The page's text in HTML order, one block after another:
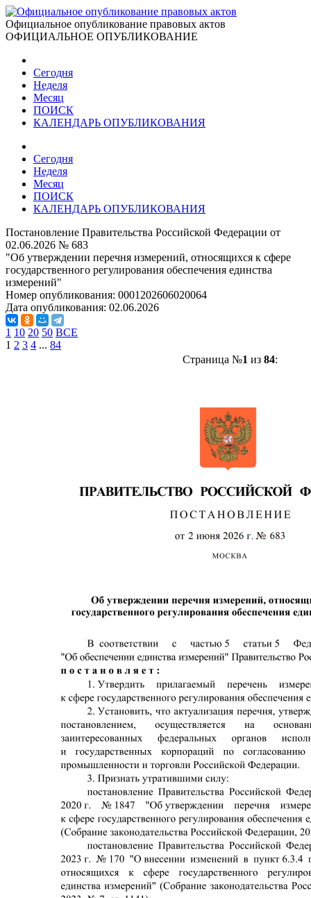
Официальное опубликование правовых актов
ОФИЦИАЛЬНОЕ ОПУБЛИКОВАНИЕ
Сегодня
Неделя
Месяц
ПОИСК
КАЛЕНДАРЬ ОПУБЛИКОВАНИЯ
Сегодня
Неделя
Месяц
ПОИСК
КАЛЕНДАРЬ ОПУБЛИКОВАНИЯ
Постановление Правительства Российской Федерации от
02.06.2026 № 683
"Об утверждении перечня измерений, относящихся к сфере
государственного регулирования обеспечения единства
измерений"
Номер опубликования: 0001202606020064
Дата опубликования: 02.06.2026
1 10 20 50 ВСЕ
1 2 3 4 ... 84
Страница №1 из 84: